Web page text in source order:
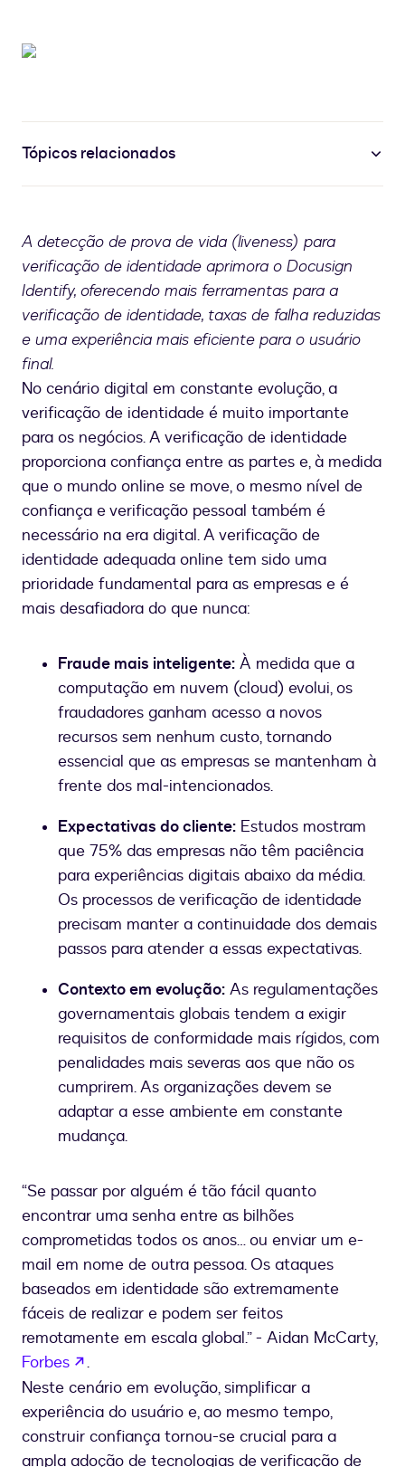
Tópicos relacionados
A detecção de prova de vida (liveness) para
verificação de identidade aprimora o Docusign
Identify, oferecendo mais ferramentas para a
verificação de identidade, taxas de falha reduzidas
e uma experiência mais eficiente para o usuário
final.
No cenário digital em constante evolução, a
verificação de identidade é muito importante
para os negócios. A verificação de identidade
proporciona confiança entre as partes e, à medida
que o mundo online se move, o mesmo nível de
confiança e verificação pessoal também é
necessário na era digital. A verificação de
identidade adequada online tem sido uma
prioridade fundamental para as empresas e é
mais desafiadora do que nunca:
Fraude mais inteligente: À medida que a
computação em nuvem (cloud) evolui, os
fraudadores ganham acesso a novos
recursos sem nenhum custo, tornando
essencial que as empresas se mantenham à
frente dos mal-intencionados.
Expectativas do cliente: Estudos mostram
que 75% das empresas não têm paciência
para experiências digitais abaixo da média.
Os processos de verificação de identidade
precisam manter a continuidade dos demais
passos para atender a essas expectativas.
Contexto em evolução: As regulamentações
governamentais globais tendem a exigir
requisitos de conformidade mais rígidos, com
penalidades mais severas aos que não os
cumprirem. As organizações devem se
adaptar a esse ambiente em constante
mudança.
“Se passar por alguém é tão fácil quanto
encontrar uma senha entre as bilhões
comprometidas todos os anos… ou enviar um e-
mail em nome de outra pessoa. Os ataques
baseados em identidade são extremamente
fáceis de realizar e podem ser feitos
remotamente em escala global.” - Aidan McCarty,
Forbes
se abre en una nueva pestaña
.
Neste cenário em evolução, simplificar a
experiência do usuário e, ao mesmo tempo,
construir confiança tornou-se crucial para a
ampla adoção de tecnologias de verificação de